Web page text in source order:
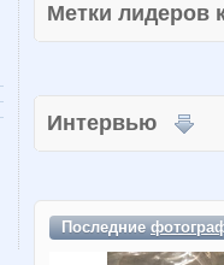
Метки
Интервью
Последние